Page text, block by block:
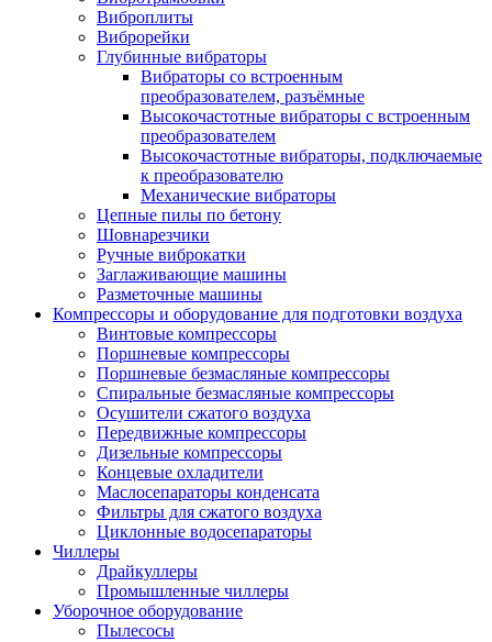
Виброплиты
Виброрейки
Глубинные вибраторы
Вибраторы со встроенным
преобразователем, разъёмные
Высокочастотные вибраторы с встроенным
преобразователем
Высокочастотные вибраторы, подключаемые
к преобразователю
Механические вибраторы
Цепные пилы по бетону
Шовнарезчики
Ручные виброкатки
Заглаживающие машины
Разметочные машины
Компрессоры и оборудование для подготовки воздуха
Винтовые компрессоры
Поршневые компрессоры
Поршневые безмасляные компрессоры
Спиральные безмасляные компрессоры
Осушители сжатого воздуха
Передвижные компрессоры
Дизельные компрессоры
Концевые охладители
Маслосепараторы конденсата
Фильтры для сжатого воздуха
Циклонные водосепараторы
Чиллеры
Драйкуллеры
Промышленные чиллеры
Уборочное оборудование
Пылесосы